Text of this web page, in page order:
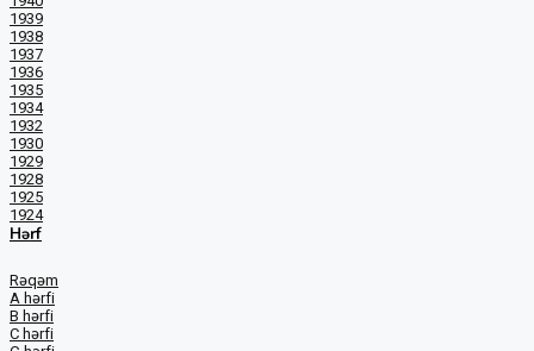
1939
1938
1937
1936
1935
1934
1932
1930
1929
1928
1925
1924
Hərf
Rəqəm
A hərfi
B hərfi
C hərfi